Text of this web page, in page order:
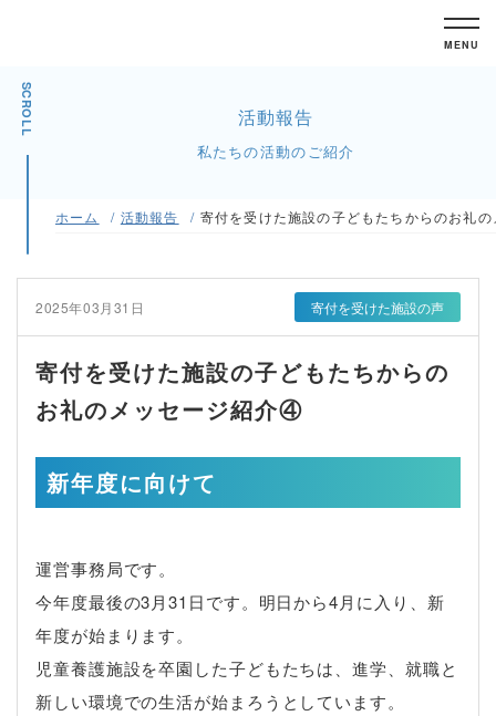
MENU
SCROLL 活動報告
私たちの活動のご紹介
ホーム 活動報告 寄付を受けた施設の子どもたちからのお礼
2025年03月31日 寄付を受けた施設の声
寄付を受けた施設の子どもたちからの
お礼のメッセージ紹介④
新年度に向けて
運営事務局です。
今年度最後の3月31日です。明日から4月に入り、新
年度が始まります。
児童養護施設を卒園した子どもたちは、進学、就職と
新しい環境での生活が始まろうとしています。